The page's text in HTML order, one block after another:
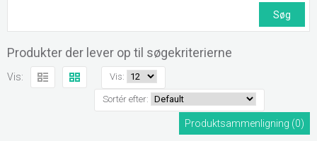
Produkter der lever op til søgekriterierne
Vis: Vis:
Sortér efter:
Produktsammenligning (0)